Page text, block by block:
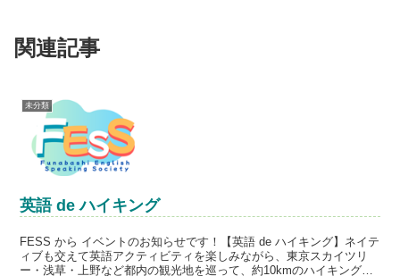
関連記事
未分類
英語 de ハイキング
FESS から イベントのお知らせです！【英語 de ハイキング】ネイテ
ィブも交えて英語アクティビティを楽しみながら、東京スカイツリ
ー・浅草・上野など都内の観光地を巡って、約10kmのハイキングを